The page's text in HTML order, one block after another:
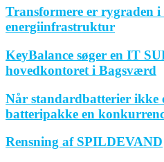
Transformere er rygraden i
energiinfrastruktur
KeyBalance søger en IT
hovedkontoret i Bagsværd
Når standardbatterier ikke
batteripakke en
Rensning af SPILDEVAND